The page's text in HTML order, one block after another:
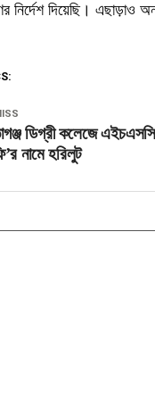
নির্দেশ দিয়েছি।
ডিগ্রী কলেজে এইচএসসি
নামে হরিলুট